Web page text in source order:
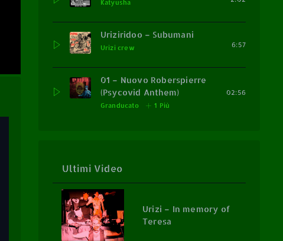
Katyusha
Uriziridoo – Subumani
Urizi crew 6:57
01 – Nuovo Roberspierre
(Psycovid Anthem)
Granducato 1 Più
02:56
Ultimi Video
Urizi – In memory of
Teresa